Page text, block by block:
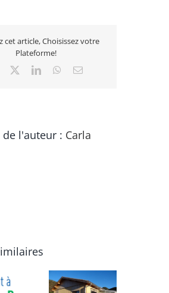
cet article, Choisissez votre
Plateforme!
Facebook LinkedInWhatsApp
Email
l'auteur : Carla